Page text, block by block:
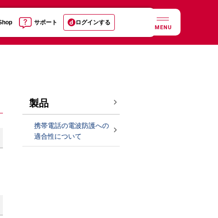
サポート ログインする
MENU
製品
携帯電話の電波防護への
適合性について